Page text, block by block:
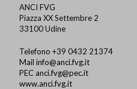
ANCI FVG
Piazza XX Settembre 2
33100 Udine
Telefono +39 0432 21374
Mailinfo@anci.fvg.it
PEC anci.fvg@pec.it
www.anci.fvg.it